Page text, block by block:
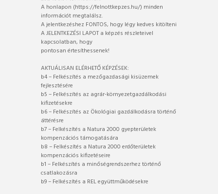
A honlapon (https://felnottkepzes.hu/) minden
információt megtalálsz.
A jelentkezéshez FONTOS, hogy légy kedves kitölteni
A JELENTKEZÉSI LAPOT a képzés részleteivel
kapcsolatban, hogy
pontosan értesíthessenek!
AKTUÁLISAN ELÉRHETŐ KÉPZÉSEK:
b4 – Felkészítés a mezőgazdasági kisüzemek
fejlesztésére
b5 – Felkészítés az agrár-környezetgazdálkodási
kifizetésekre
b6 – Felkészítés az Ökológiai gazdálkodásra történő
áttérésre
b7 – Felkészítés a Natura 2000 gyepterületek
kompenzációs támogatására
b8 – Felkészítés a Natura 2000 erdőterületek
kompenzációs kifizetéseire
b1 – Felkészítés a minőségrendszerhez történő
csatlakozásra
b9 – Felkészítés a REL együttműködésekre